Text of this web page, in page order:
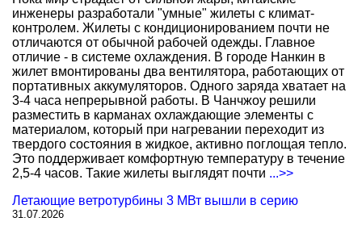
инженеры разработали "умные" жилеты с климат-
контролем. Жилеты с кондиционированием почти не
отличаются от обычной рабочей одежды. Главное
отличие - в системе охлаждения. В городе Нанкин в
жилет вмонтированы два вентилятора, работающих от
портативных аккумуляторов. Одного заряда хватает на
3-4 часа непрерывной работы. В Чанчжоу решили
разместить в карманах охлаждающие элементы с
материалом, который при нагревании переходит из
твердого состояния в жидкое, активно поглощая тепло.
Это поддерживает комфортную температуру в течение
2,5-4 часов. Такие жилеты выглядят почти ...>>
Летающие ветротурбины 3 МВт вышли в серию
31.07.2026